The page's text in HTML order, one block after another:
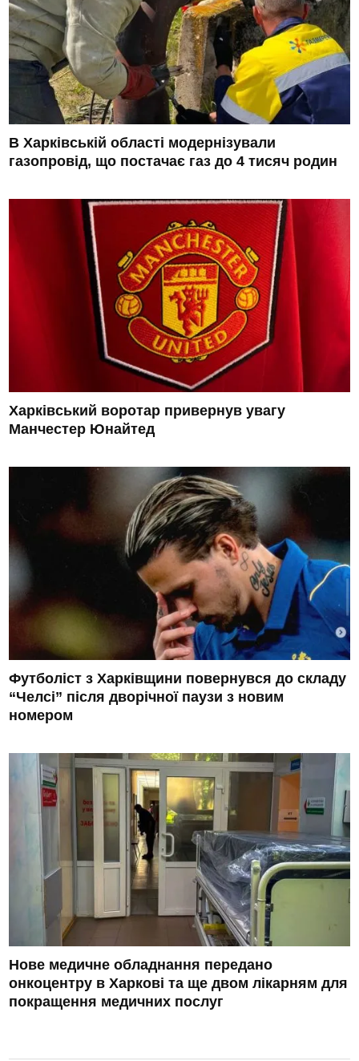
В Харківській області модернізували
газопровід, що постачає газ до 4 тисяч родин
Харківський воротар привернув увагу
Манчестер Юнайтед
Футболіст з Харківщини повернувся до складу
“Челсі” після дворічної паузи з новим
номером
Нове медичне обладнання передано
онкоцентру в Харкові та ще двом лікарням для
покращення медичних послуг